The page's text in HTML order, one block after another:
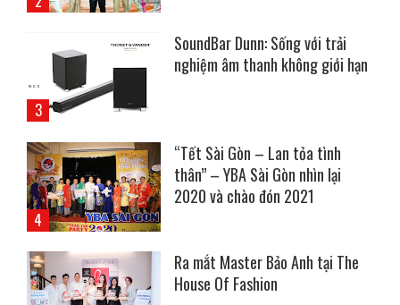
SoundBar Dunn: Sống với trải
nghiệm âm thanh không giới hạn
“Tết Sài Gòn – Lan tỏa tình
thân” – YBA Sài Gòn nhìn lại
2020 và chào đón 2021
Ra mắt Master Bảo Anh tại The
House Of Fashion